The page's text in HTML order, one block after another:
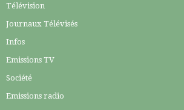
Télévision
Journaux Télévisés
Infos
Emissions TV
Société
Emissions radio